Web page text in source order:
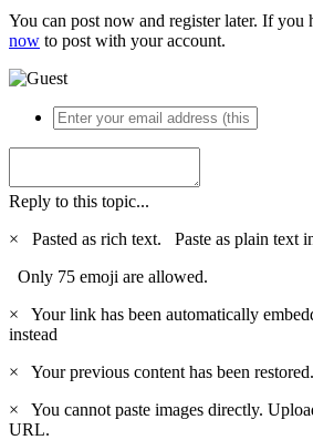
You can post now and register later. If you
now to post with your account.
Reply to this topic...
×
Pasted as rich text. Paste as plain text
Only 75 emoji are allowed.
×
Your link has been automatically
instead
×
Your previous content has been
×
You cannot paste images directly.
URL.